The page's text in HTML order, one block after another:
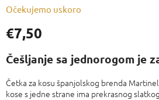
€7,50
Izmjeri
cijenu:
Očekujemo uskoro
Češljanje sa jednorogom je
Četka za kosu španjolskog brenda
kose s jedne strane ima prekrasnog